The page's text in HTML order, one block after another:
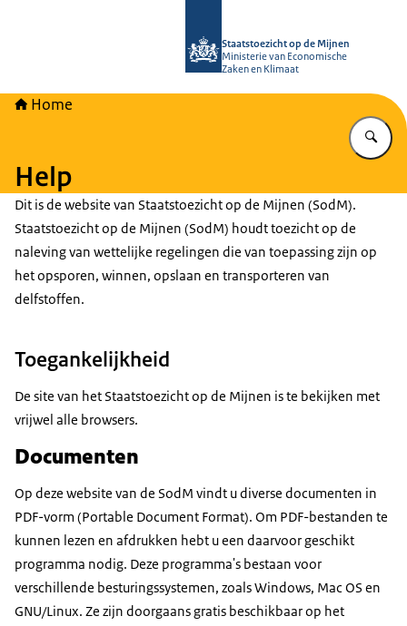
Staatstoezicht op de Mijnen
Ministerie van Economische
Zaken en Klimaat
Home
Help
Dit is de website van Staatstoezicht op de Mijnen (SodM).
Staatstoezicht op de Mijnen (SodM) houdt toezicht op de
naleving van wettelijke regelingen die van toepassing zijn op
het opsporen, winnen, opslaan en transporteren van
delfstoffen.
Toegankelijkheid
De site van het Staatstoezicht op de Mijnen is te bekijken met
vrijwel alle browsers.
Documenten
Op deze website van de SodM vindt u diverse documenten in
PDF-vorm (Portable Document Format). Om PDF-bestanden te
kunnen lezen en afdrukken hebt u een daarvoor geschikt
programma nodig. Deze programma's bestaan voor
verschillende besturingssystemen, zoals Windows, Mac OS en
GNU/Linux. Ze zijn doorgaans gratis beschikbaar op het